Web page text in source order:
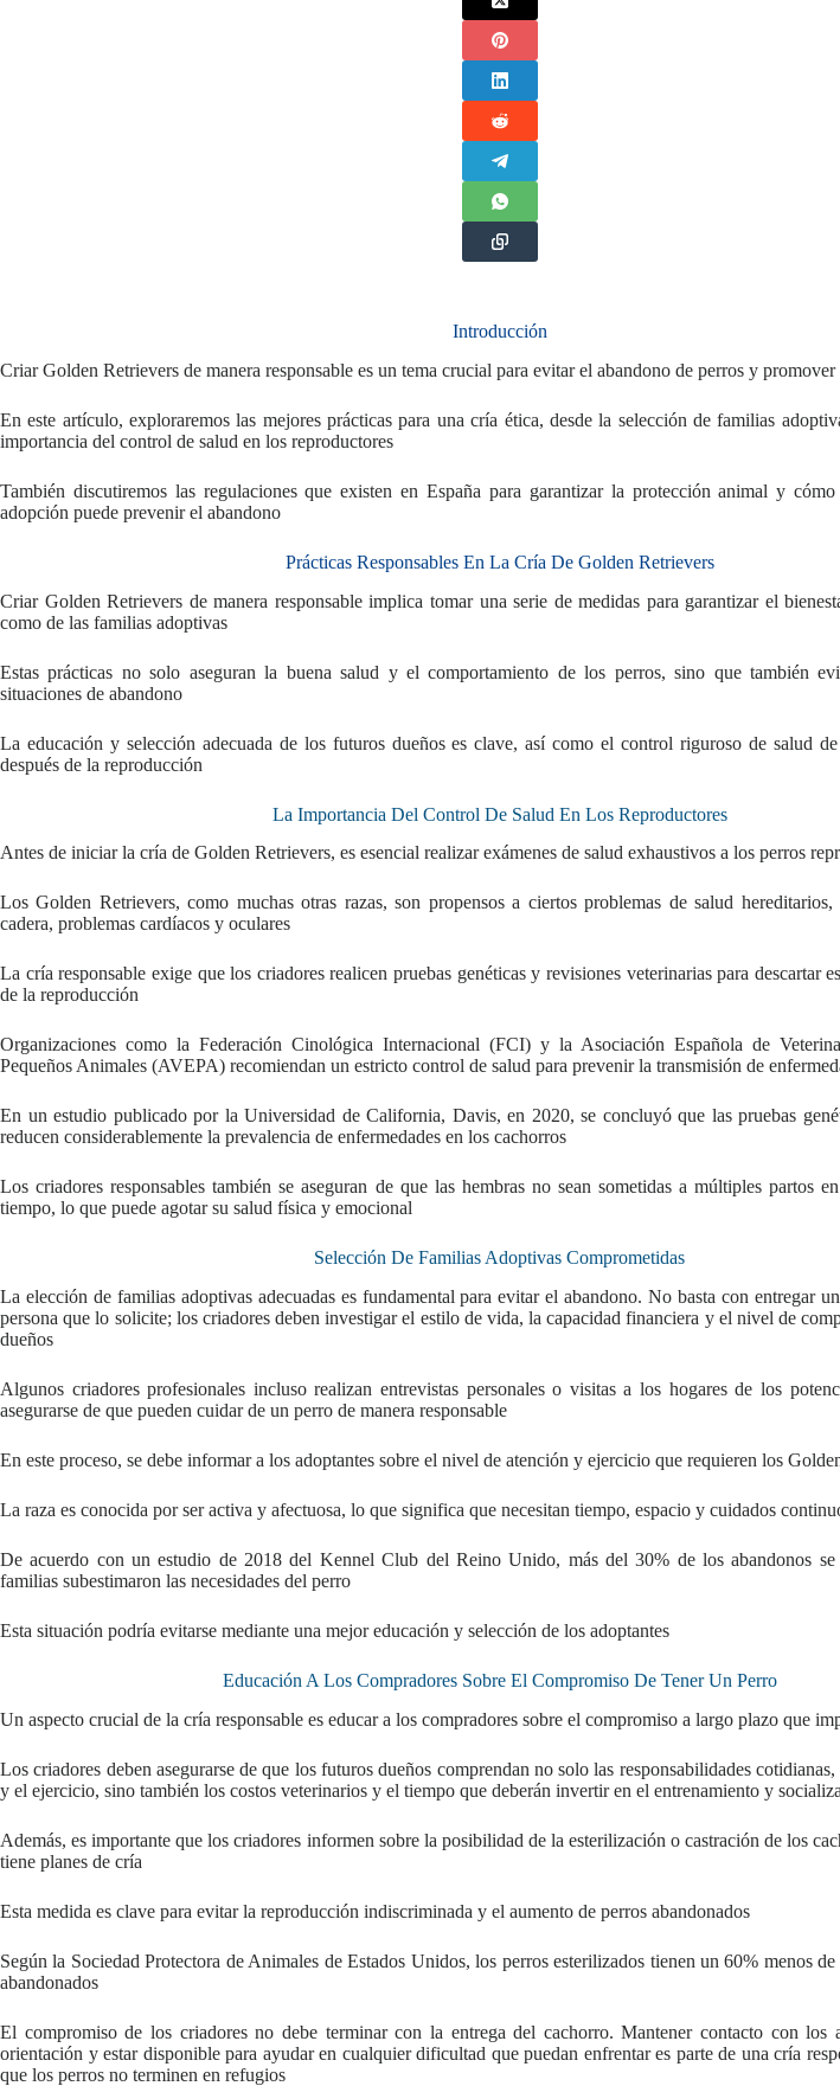
Introducción
Criar Golden Retrievers de manera responsable es un tema crucial para evitar el abandono de perros y
En este artículo, exploraremos las mejores prácticas para una cría ética, desde la selección de familias
importancia del control de salud en los reproductores
También discutiremos las regulaciones que existen en España para garantizar la protección animal y
adopción puede prevenir el abandono
Prácticas Responsables En La Cría De Golden Retrievers
Criar Golden Retrievers de manera responsable implica tomar una serie de medidas para garantizar el
como de las familias adoptivas
Estas prácticas no solo aseguran la buena salud y el comportamiento de los perros, sino que también
situaciones de abandono
La educación y selección adecuada de los futuros dueños es clave, así como el control riguroso de salud
después de la reproducción
La Importancia Del Control De Salud En Los Reproductores
Antes de iniciar la cría de Golden Retrievers, es esencial realizar exámenes de salud exhaustivos a los perros
Los Golden Retrievers, como muchas otras razas, son propensos a ciertos problemas de salud
cadera, problemas cardíacos y oculares
La cría responsable exige que los criadores realicen pruebas genéticas y revisiones veterinarias para descartar
de la reproducción
Organizaciones como la Federación Cinológica Internacional (FCI) y la Asociación Española de
Pequeños Animales (AVEPA) recomiendan un estricto control de salud para prevenir la transmisión de
En un estudio publicado por la Universidad de California, Davis, en 2020, se concluyó que las pruebas
reducen considerablemente la prevalencia de enfermedades en los cachorros
Los criadores responsables también se aseguran de que las hembras no sean sometidas a múltiples partos
tiempo, lo que puede agotar su salud física y emocional
Selección De Familias Adoptivas Comprometidas
La elección de familias adoptivas adecuadas es fundamental para evitar el abandono. No basta con entregar
persona que lo solicite; los criadores deben investigar el estilo de vida, la capacidad financiera y el nivel de
dueños
Algunos criadores profesionales incluso realizan entrevistas personales o visitas a los hogares de los
asegurarse de que pueden cuidar de un perro de manera responsable
En este proceso, se debe informar a los adoptantes sobre el nivel de atención y ejercicio que requieren los
La raza es conocida por ser activa y afectuosa, lo que significa que necesitan tiempo, espacio y cuidados
De acuerdo con un estudio de 2018 del Kennel Club del Reino Unido, más del 30% de los abandonos se
familias subestimaron las necesidades del perro
Esta situación podría evitarse mediante una mejor educación y selección de los adoptantes
Educación A Los Compradores Sobre El Compromiso De Tener Un Perro
Un aspecto crucial de la cría responsable es educar a los compradores sobre el compromiso a largo plazo que
Los criadores deben asegurarse de que los futuros dueños comprendan no solo las responsabilidades
y el ejercicio, sino también los costos veterinarios y el tiempo que deberán invertir en el entrenamiento y
Además, es importante que los criadores informen sobre la posibilidad de la esterilización o castración de los
tiene planes de cría
Esta medida es clave para evitar la reproducción indiscriminada y el aumento de perros abandonados
Según la Sociedad Protectora de Animales de Estados Unidos, los perros esterilizados tienen un 60% menos
abandonados
El compromiso de los criadores no debe terminar con la entrega del cachorro. Mantener contacto con los
orientación y estar disponible para ayudar en cualquier dificultad que puedan enfrentar es parte de una cría
que los perros no terminen en refugios